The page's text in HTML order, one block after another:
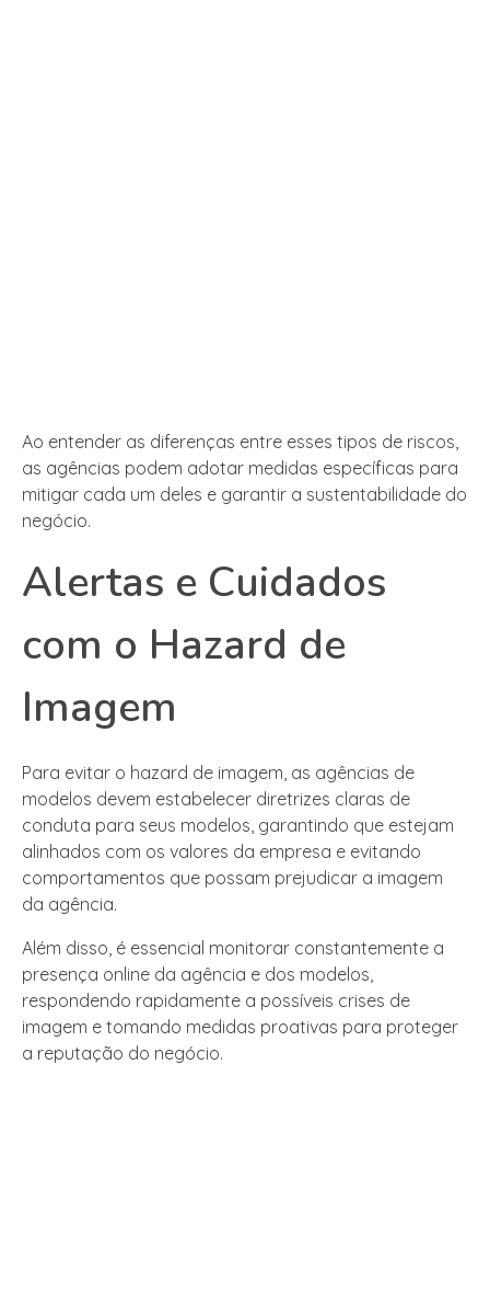
Ao entender as diferenças entre esses tipos de riscos,
as agências podem adotar medidas específicas para
mitigar cada um deles e garantir a sustentabilidade do
negócio.
Alertas e Cuidados
com o Hazard de
Imagem
Para evitar o hazard de imagem, as agências de
modelos devem estabelecer diretrizes claras de
conduta para seus modelos, garantindo que estejam
alinhados com os valores da empresa e evitando
comportamentos que possam prejudicar a imagem
da agência.
Além disso, é essencial monitorar constantemente a
presença online da agência e dos modelos,
respondendo rapidamente a possíveis crises de
imagem e tomando medidas proativas para proteger
a reputação do negócio.